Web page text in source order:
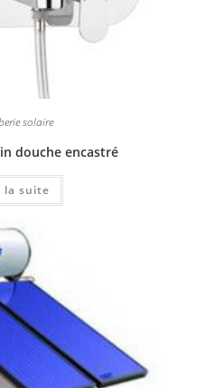
solaire
douche encastré
la suite